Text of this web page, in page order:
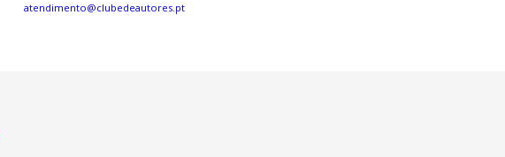
atendimento@clubedeautores.pt